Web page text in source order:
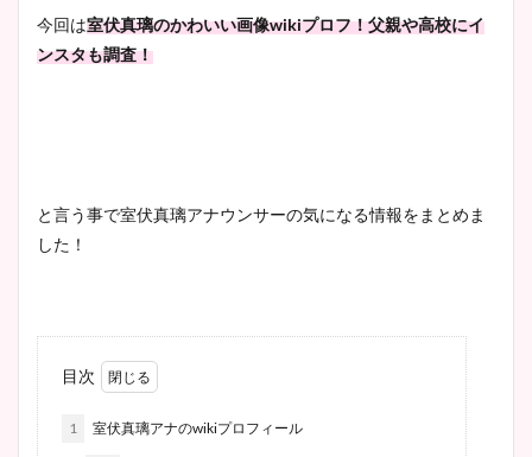
今回は室伏真璃のかわいい画像wikiプロフ！父親や高校にイ
ンスタも調査！
と言う事で室伏真璃アナウンサーの気になる情報をまとめま
した！
目次
1 室伏真璃アナのwikiプロフィール